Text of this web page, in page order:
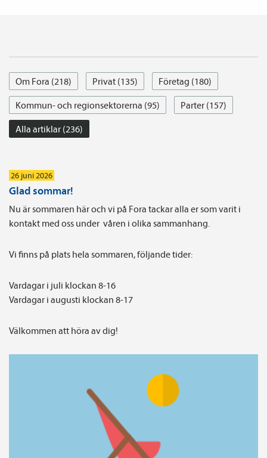
Om Fora (218) Privat (135)
Företag (180)
Kommun- och regionsektorerna (95)
Parter (157)
Alla artiklar (236)
26 juni 2026
Glad sommar!
Nu är sommaren här och vi på Fora tackar alla er som varit i
kontakt med oss under våren i olika sammanhang.
Vi finns på plats hela sommaren, följande tider:
Vardagar i juli klockan 8-16
Vardagar i augusti klockan 8-17
Välkommen att höra av dig!